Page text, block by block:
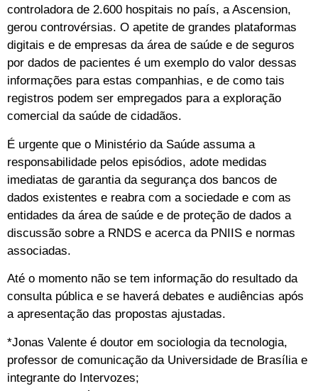
controladora de 2.600 hospitais no país, a Ascension,
gerou controvérsias. O apetite de grandes plataformas
digitais e de empresas da área de saúde e de seguros
por dados de pacientes é um exemplo do valor dessas
informações para estas companhias, e de como tais
registros podem ser empregados para a exploração
comercial da saúde de cidadãos.
É urgente que o Ministério da Saúde assuma a
responsabilidade pelos episódios, adote medidas
imediatas de garantia da segurança dos bancos de
dados existentes e reabra com a sociedade e com as
entidades da área de saúde e de proteção de dados a
discussão sobre a RNDS e acerca da PNIIS e normas
associadas.
Até o momento não se tem informação do resultado da
consulta pública e se haverá debates e audiências após
a apresentação das propostas ajustadas.
*Jonas Valente é doutor em sociologia da tecnologia,
professor de comunicação da Universidade de Brasília e
integrante do Intervozes;